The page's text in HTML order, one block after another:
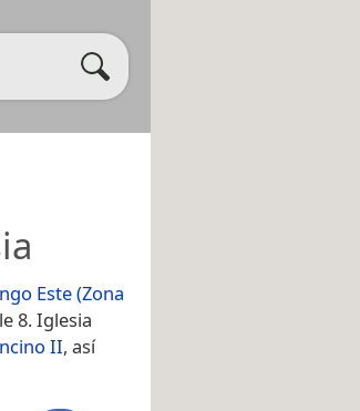
Este (Zona
8. Iglesia
II, así